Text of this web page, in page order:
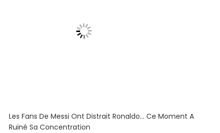
Les Fans De Messi Ont Distrait Ronaldo… Ce Moment A
Ruiné Sa Concentration